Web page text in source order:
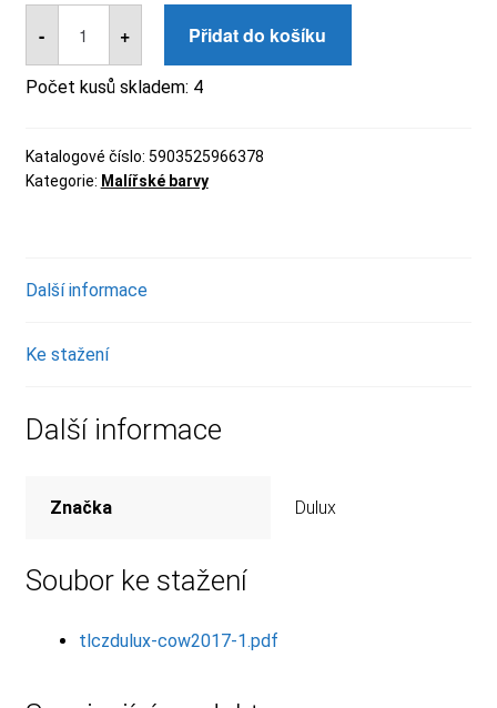
-
Dulux
COW
zimní
ticho
2,5l
+ Přidat do košíku
Počet kusů skladem: 4
Katalogové číslo: 5903525966378
Kategorie: Malířské barvy
Další informace
Ke stažení
Další informace
Značka Dulux
Soubor ke stažení
tlczdulux-cow2017-1.pdf